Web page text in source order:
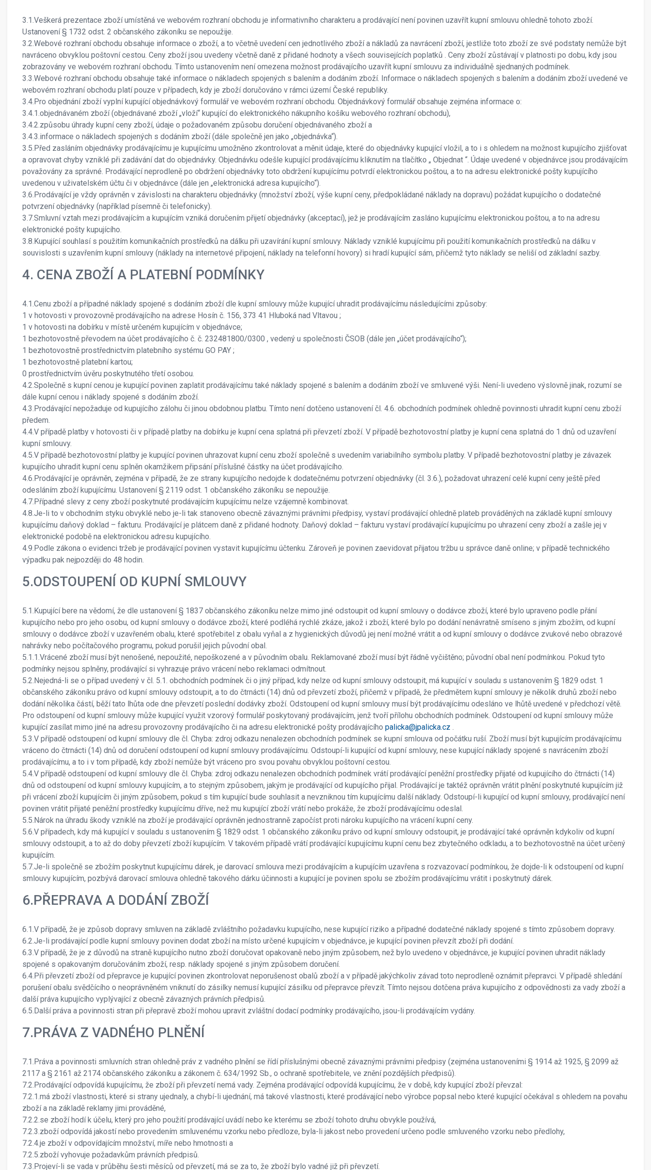
3.1.Veškerá prezentace zboží umístěná ve webovém rozhraní obchodu je informativního charakteru a prodávající není povinen uzavřít kupní smlouvu ohledně tohoto zboží.
Ustanovení § 1732 odst. 2 občanského zákoníku se nepoužije.
3.2.Webové rozhraní obchodu obsahuje informace o zboží, a to včetně uvedení cen jednotlivého zboží a nákladů za navrácení zboží, jestliže toto zboží ze své podstaty nemůže být
navráceno obvyklou poštovní cestou. Ceny zboží jsou uvedeny včetně daně z přidané hodnoty a všech souvisejících poplatků . Ceny zboží zůstávají v platnosti po dobu, kdy jsou
zobrazovány ve webovém rozhraní obchodu. Tímto ustanovením není omezena možnost prodávajícího uzavřít kupní smlouvu za individuálně sjednaných podmínek.
3.3.Webové rozhraní obchodu obsahuje také informace o nákladech spojených s balením a dodáním zboží. Informace o nákladech spojených s balením a dodáním zboží uvedené ve
webovém rozhraní obchodu platí pouze v případech, kdy je zboží doručováno v rámci území České republiky.
3.4.Pro objednání zboží vyplní kupující objednávkový formulář ve webovém rozhraní obchodu. Objednávkový formulář obsahuje zejména informace o:
3.4.1.objednávaném zboží (objednávané zboží „vloží“ kupující do elektronického nákupního košíku webového rozhraní obchodu),
3.4.2.způsobu úhrady kupní ceny zboží, údaje o požadovaném způsobu doručení objednávaného zboží a
3.4.3.informace o nákladech spojených s dodáním zboží (dále společně jen jako „objednávka“).
3.5.Před zasláním objednávky prodávajícímu je kupujícímu umožněno zkontrolovat a měnit údaje, které do objednávky kupující vložil, a to i s ohledem na možnost kupujícího zjišťovat
a opravovat chyby vzniklé při zadávání dat do objednávky. Objednávku odešle kupující prodávajícímu kliknutím na tlačítko „ Objednat “. Údaje uvedené v objednávce jsou prodávajícím
považovány za správné. Prodávající neprodleně po obdržení objednávky toto obdržení kupujícímu potvrdí elektronickou poštou, a to na adresu elektronické pošty kupujícího
uvedenou v uživatelském účtu či v objednávce (dále jen „elektronická adresa kupujícího“).
3.6.Prodávající je vždy oprávněn v závislosti na charakteru objednávky (množství zboží, výše kupní ceny, předpokládané náklady na dopravu) požádat kupujícího o dodatečné
potvrzení objednávky (například písemně či telefonicky).
3.7.Smluvní vztah mezi prodávajícím a kupujícím vzniká doručením přijetí objednávky (akceptací), jež je prodávajícím zasláno kupujícímu elektronickou poštou, a to na adresu
elektronické pošty kupujícího.
3.8.Kupující souhlasí s použitím komunikačních prostředků na dálku při uzavírání kupní smlouvy. Náklady vzniklé kupujícímu při použití komunikačních prostředků na dálku v
souvislosti s uzavřením kupní smlouvy (náklady na internetové připojení, náklady na telefonní hovory) si hradí kupující sám, přičemž tyto náklady se neliší od základní sazby.
4. CENA ZBOŽÍ A PLATEBNÍ PODMÍNKY
4.1.Cenu zboží a případné náklady spojené s dodáním zboží dle kupní smlouvy může kupující uhradit prodávajícímu následujícími způsoby:
1 v hotovosti v provozovně prodávajícího na adrese Hosín č. 156, 373 41 Hluboká nad Vltavou ;
1 v hotovosti na dobírku v místě určeném kupujícím v objednávce;
1 bezhotovostně převodem na účet prodávajícího č. č. 232481800/0300 , vedený u společnosti ČSOB (dále jen „účet prodávajícího“);
1 bezhotovostně prostřednictvím platebního systému GO PAY ;
1 bezhotovostně platební kartou;
0 prostřednictvím úvěru poskytnutého třetí osobou.
4.2.Společně s kupní cenou je kupující povinen zaplatit prodávajícímu také náklady spojené s balením a dodáním zboží ve smluvené výši. Není-li uvedeno výslovně jinak, rozumí se
dále kupní cenou i náklady spojené s dodáním zboží.
4.3.Prodávající nepožaduje od kupujícího zálohu či jinou obdobnou platbu. Tímto není dotčeno ustanovení čl. 4.6. obchodních podmínek ohledně povinnosti uhradit kupní cenu zboží
předem.
4.4.V případě platby v hotovosti či v případě platby na dobírku je kupní cena splatná při převzetí zboží. V případě bezhotovostní platby je kupní cena splatná do 1 dnů od uzavření
kupní smlouvy.
4.5.V případě bezhotovostní platby je kupující povinen uhrazovat kupní cenu zboží společně s uvedením variabilního symbolu platby. V případě bezhotovostní platby je závazek
kupujícího uhradit kupní cenu splněn okamžikem připsání příslušné částky na účet prodávajícího.
4.6.Prodávající je oprávněn, zejména v případě, že ze strany kupujícího nedojde k dodatečnému potvrzení objednávky (čl. 3.6.), požadovat uhrazení celé kupní ceny ještě před
odesláním zboží kupujícímu. Ustanovení § 2119 odst. 1 občanského zákoníku se nepoužije.
4.7.Případné slevy z ceny zboží poskytnuté prodávajícím kupujícímu nelze vzájemně kombinovat.
4.8.Je-li to v obchodním styku obvyklé nebo je-li tak stanoveno obecně závaznými právními předpisy, vystaví prodávající ohledně plateb prováděných na základě kupní smlouvy
kupujícímu daňový doklad – fakturu. Prodávající je plátcem daně z přidané hodnoty. Daňový doklad – fakturu vystaví prodávající kupujícímu po uhrazení ceny zboží a zašle jej v
elektronické podobě na elektronickou adresu kupujícího.
4.9.Podle zákona o evidenci tržeb je prodávající povinen vystavit kupujícímu účtenku. Zároveň je povinen zaevidovat přijatou tržbu u správce daně online; v případě technického
výpadku pak nejpozději do 48 hodin.
5.ODSTOUPENÍ OD KUPNÍ SMLOUVY
5.1.Kupující bere na vědomí, že dle ustanovení § 1837 občanského zákoníku nelze mimo jiné odstoupit od kupní smlouvy o dodávce zboží, které bylo upraveno podle přání
kupujícího nebo pro jeho osobu, od kupní smlouvy o dodávce zboží, které podléhá rychlé zkáze, jakož i zboží, které bylo po dodání nenávratně smíseno s jiným zbožím, od kupní
smlouvy o dodávce zboží v uzavřeném obalu, které spotřebitel z obalu vyňal a z hygienických důvodů jej není možné vrátit a od kupní smlouvy o dodávce zvukové nebo obrazové
nahrávky nebo počítačového programu, pokud porušil jejich původní obal.
5.1.1.Vrácené zboží musí být nenošené, nepoužité, nepoškozené a v původním obalu. Reklamované zboží musí být řádně vyčištěno; původní obal není podmínkou. Pokud tyto
podmínky nejsou splněny, prodávající si vyhrazuje právo vrácení nebo reklamaci odmítnout.
5.2.Nejedná-li se o případ uvedený v čl. 5.1. obchodních podmínek či o jiný případ, kdy nelze od kupní smlouvy odstoupit, má kupující v souladu s ustanovením § 1829 odst. 1
občanského zákoníku právo od kupní smlouvy odstoupit, a to do čtrnácti (14) dnů od převzetí zboží, přičemž v případě, že předmětem kupní smlouvy je několik druhů zboží nebo
dodání několika částí, běží tato lhůta ode dne převzetí poslední dodávky zboží. Odstoupení od kupní smlouvy musí být prodávajícímu odesláno ve lhůtě uvedené v předchozí větě.
Pro odstoupení od kupní smlouvy může kupující využit vzorový formulář poskytovaný prodávajícím, jenž tvoří přílohu obchodních podmínek. Odstoupení od kupní smlouvy může
kupující zasílat mimo jiné na adresu provozovny prodávajícího či na adresu elektronické pošty prodávajícího palicka@jpalicka.cz .
5.3.V případě odstoupení od kupní smlouvy dle čl. Chyba: zdroj odkazu nenalezen obchodních podmínek se kupní smlouva od počátku ruší. Zboží musí být kupujícím prodávajícímu
vráceno do čtrnácti (14) dnů od doručení odstoupení od kupní smlouvy prodávajícímu. Odstoupí-li kupující od kupní smlouvy, nese kupující náklady spojené s navrácením zboží
prodávajícímu, a to i v tom případě, kdy zboží nemůže být vráceno pro svou povahu obvyklou poštovní cestou.
5.4.V případě odstoupení od kupní smlouvy dle čl. Chyba: zdroj odkazu nenalezen obchodních podmínek vrátí prodávající peněžní prostředky přijaté od kupujícího do čtrnácti (14)
dnů od odstoupení od kupní smlouvy kupujícím, a to stejným způsobem, jakým je prodávající od kupujícího přijal. Prodávající je taktéž oprávněn vrátit plnění poskytnuté kupujícím již
při vrácení zboží kupujícím či jiným způsobem, pokud s tím kupující bude souhlasit a nevzniknou tím kupujícímu další náklady. Odstoupí-li kupující od kupní smlouvy, prodávající není
povinen vrátit přijaté peněžní prostředky kupujícímu dříve, než mu kupující zboží vrátí nebo prokáže, že zboží prodávajícímu odeslal.
5.5.Nárok na úhradu škody vzniklé na zboží je prodávající oprávněn jednostranně započíst proti nároku kupujícího na vrácení kupní ceny.
5.6.V případech, kdy má kupující v souladu s ustanovením § 1829 odst. 1 občanského zákoníku právo od kupní smlouvy odstoupit, je prodávající také oprávněn kdykoliv od kupní
smlouvy odstoupit, a to až do doby převzetí zboží kupujícím. V takovém případě vrátí prodávající kupujícímu kupní cenu bez zbytečného odkladu, a to bezhotovostně na účet určený
kupujícím.
5.7.Je-li společně se zbožím poskytnut kupujícímu dárek, je darovací smlouva mezi prodávajícím a kupujícím uzavřena s rozvazovací podmínkou, že dojde-li k odstoupení od kupní
smlouvy kupujícím, pozbývá darovací smlouva ohledně takového dárku účinnosti a kupující je povinen spolu se zbožím prodávajícímu vrátit i poskytnutý dárek.
6.PŘEPRAVA A DODÁNÍ ZBOŽÍ
6.1.V případě, že je způsob dopravy smluven na základě zvláštního požadavku kupujícího, nese kupující riziko a případné dodatečné náklady spojené s tímto způsobem dopravy.
6.2.Je-li prodávající podle kupní smlouvy povinen dodat zboží na místo určené kupujícím v objednávce, je kupující povinen převzít zboží při dodání.
6.3.V případě, že je z důvodů na straně kupujícího nutno zboží doručovat opakovaně nebo jiným způsobem, než bylo uvedeno v objednávce, je kupující povinen uhradit náklady
spojené s opakovaným doručováním zboží, resp. náklady spojené s jiným způsobem doručení.
6.4.Při převzetí zboží od přepravce je kupující povinen zkontrolovat neporušenost obalů zboží a v případě jakýchkoliv závad toto neprodleně oznámit přepravci. V případě shledání
porušení obalu svědčícího o neoprávněném vniknutí do zásilky nemusí kupující zásilku od přepravce převzít. Tímto nejsou dotčena práva kupujícího z odpovědnosti za vady zboží a
další práva kupujícího vyplývající z obecně závazných právních předpisů.
6.5.Další práva a povinnosti stran při přepravě zboží mohou upravit zvláštní dodací podmínky prodávajícího, jsou-li prodávajícím vydány.
7.PRÁVA Z VADNÉHO PLNĚNÍ
7.1.Práva a povinnosti smluvních stran ohledně práv z vadného plnění se řídí příslušnými obecně závaznými právními předpisy (zejména ustanoveními § 1914 až 1925, § 2099 až
2117 a § 2161 až 2174 občanského zákoníku a zákonem č. 634/1992 Sb., o ochraně spotřebitele, ve znění pozdějších předpisů).
7.2.Prodávající odpovídá kupujícímu, že zboží při převzetí nemá vady. Zejména prodávající odpovídá kupujícímu, že v době, kdy kupující zboží převzal:
7.2.1.má zboží vlastnosti, které si strany ujednaly, a chybí-li ujednání, má takové vlastnosti, které prodávající nebo výrobce popsal nebo které kupující očekával s ohledem na povahu
zboží a na základě reklamy jimi prováděné,
7.2.2.se zboží hodí k účelu, který pro jeho použití prodávající uvádí nebo ke kterému se zboží tohoto druhu obvykle používá,
7.2.3.zboží odpovídá jakostí nebo provedením smluvenému vzorku nebo předloze, byla-li jakost nebo provedení určeno podle smluveného vzorku nebo předlohy,
7.2.4.je zboží v odpovídajícím množství, míře nebo hmotnosti a
7.2.5.zboží vyhovuje požadavkům právních předpisů.
7.3.Projeví-li se vada v průběhu šesti měsíců od převzetí, má se za to, že zboží bylo vadné již při převzetí.